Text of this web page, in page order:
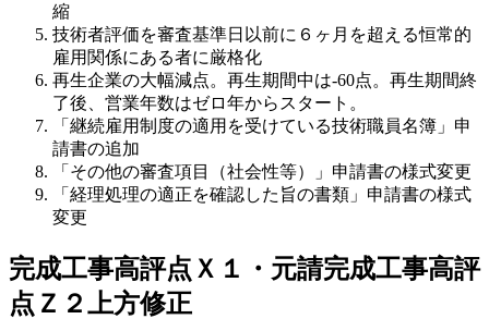
縮
技術者評価を審査基準日以前に６ヶ月を超える恒常的
雇用関係にある者に厳格化
再生企業の大幅減点。再生期間中は-60点。再生期間終
了後、営業年数はゼロ年からスタート。
「継続雇用制度の適用を受けている技術職員名簿」申
請書の追加
「その他の審査項目（社会性等）」申請書の様式変更
「経理処理の適正を確認した旨の書類」申請書の様式
変更
完成工事高評点Ｘ１・元請完成工事高評
点Ｚ２上方修正